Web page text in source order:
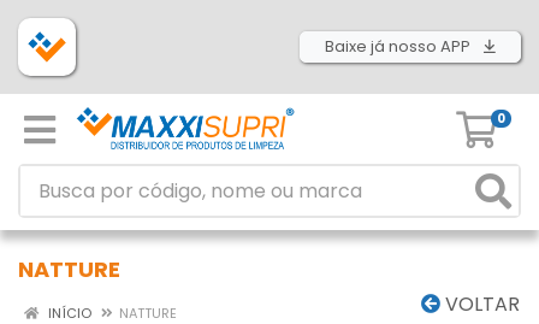
Baixe já nosso APP
0
NATTURE
VOLTAR
INÍCIO NATTURE